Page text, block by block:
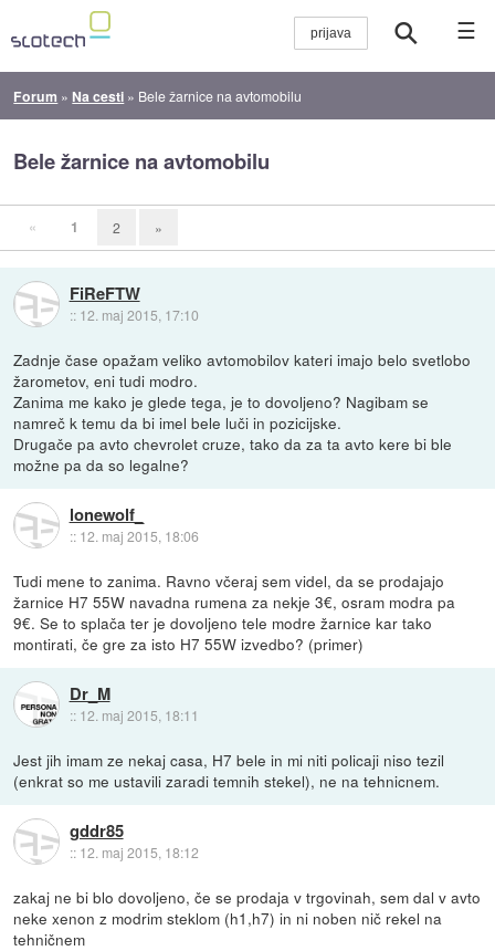
☰
Forum » Na cesti » Bele žarnice na avtomobilu
Bele žarnice na avtomobilu
« 1 2 »
FiReFTW
:: 12. maj 2015, 17:10
Zadnje čase opažam veliko avtomobilov kateri imajo belo svetlobo
žarometov, eni tudi modro.
Zanima me kako je glede tega, je to dovoljeno? Nagibam se
namreč k temu da bi imel bele luči in pozicijske.
Drugače pa avto chevrolet cruze, tako da za ta avto kere bi ble
možne pa da so legalne?
lonewolf_
:: 12. maj 2015, 18:06
Tudi mene to zanima. Ravno včeraj sem videl, da se prodajajo
žarnice H7 55W navadna rumena za nekje 3€, osram modra pa
9€. Se to splača ter je dovoljeno tele modre žarnice kar tako
montirati, če gre za isto H7 55W izvedbo? (primer)
Dr_M
:: 12. maj 2015, 18:11
Jest jih imam ze nekaj casa, H7 bele in mi niti policaji niso tezil
(enkrat so me ustavili zaradi temnih stekel), ne na tehnicnem.
gddr85
:: 12. maj 2015, 18:12
zakaj ne bi blo dovoljeno, če se prodaja v trgovinah, sem dal v avto
neke xenon z modrim steklom (h1,h7) in ni noben nič rekel na
tehničnem